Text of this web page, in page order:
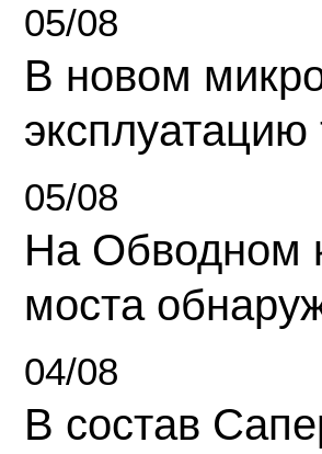
05/08
В новом
05/08
На Обводном
моста
04/08
В состав